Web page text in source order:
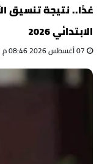
غدًا.. نتيجة تنسيق
الابتدائي 2026